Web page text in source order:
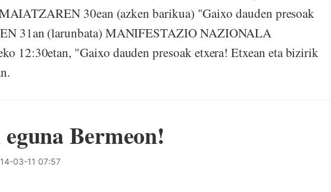
30ean (azken barikua) "Gaixo dauden presoak
31an (larunbata) MANIFESTAZIO NAZIONALA
12:30etan, "Gaixo dauden presoak etxera! Etxean eta bizirik
Bermeon!
03-11 07:57